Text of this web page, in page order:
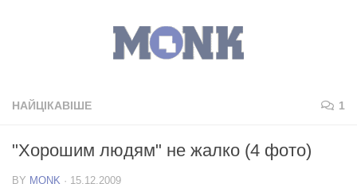
НАЙЦІКАВІШЕ 1
"Хорошим людям" не жалко (4 фото)
BY MONK · 15.12.2009